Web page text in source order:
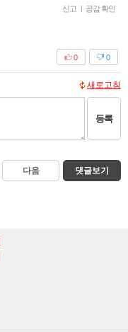
신고 | 공감 확인
0
0
새로고침
등록
다음 댓글보기